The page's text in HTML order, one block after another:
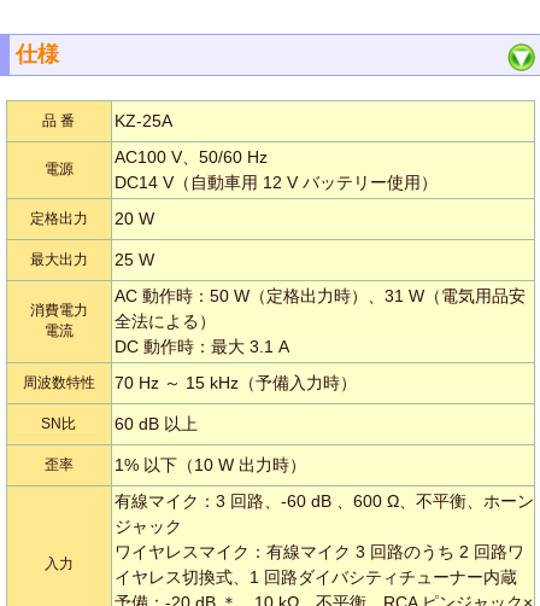
仕様
品 番 KZ-25A
電源
AC100 V、50/60 Hz
DC14 V（自動車用 12 V バッテリー使用）
定格出力 20 W
最大出力 25 W
消費電力
電流
AC 動作時：50 W（定格出力時）、31 W（電気用品安
全法による）
DC 動作時：最大 3.1 A
周波数特性 70 Hz ～ 15 kHz（予備入力時）
SN比 60 dB 以上
歪率 1% 以下（10 W 出力時）
入力
有線マイク：3 回路、-60 dB 、600 Ω、不平衡、ホーン
ジャック
ワイヤレスマイク：有線マイク 3 回路のうち 2 回路ワ
イヤレス切換式、1 回路ダイバシティチューナー内蔵
予備：-20 dB ＊、10 kΩ、不平衡、RCA ピンジャック×